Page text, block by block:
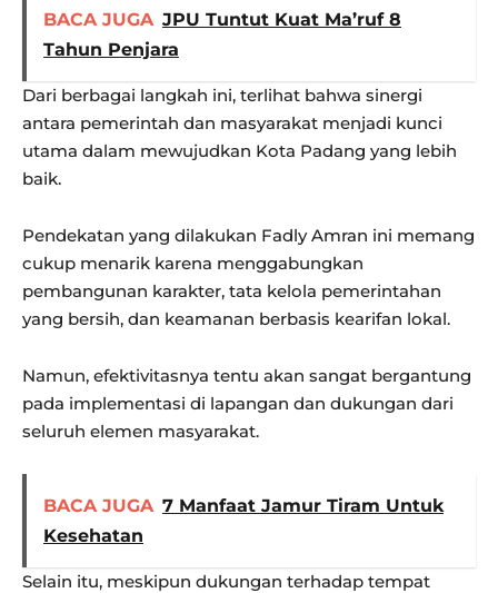
BACA JUGA JPU Tuntut Kuat Ma’ruf 8
Tahun Penjara
Dari berbagai langkah ini, terlihat bahwa sinergi
antara pemerintah dan masyarakat menjadi kunci
utama dalam mewujudkan Kota Padang yang lebih
baik.
Pendekatan yang dilakukan Fadly Amran ini memang
cukup menarik karena menggabungkan
pembangunan karakter, tata kelola pemerintahan
yang bersih, dan keamanan berbasis kearifan lokal.
Namun, efektivitasnya tentu akan sangat bergantung
pada implementasi di lapangan dan dukungan dari
seluruh elemen masyarakat.
BACA JUGA 7 Manfaat Jamur Tiram Untuk
Kesehatan
Selain itu, meskipun dukungan terhadap tempat